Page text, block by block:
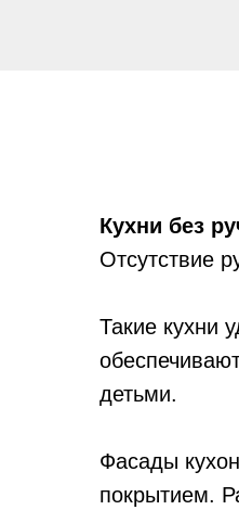
Кухни без
Отсутствие
Такие кухни
детьми.
Фасады
покрытием.